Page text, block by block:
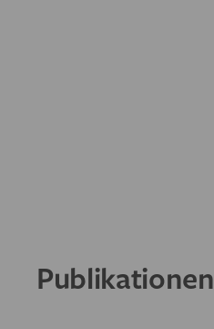
Publikationen